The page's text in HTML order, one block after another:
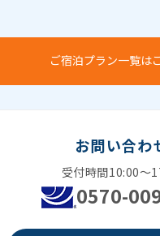
ご宿泊プラン一覧は
お問い合わ
受付時間10:00～
0570-